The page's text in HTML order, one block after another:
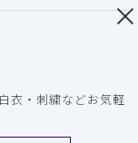
衣・刺繍などお気軽